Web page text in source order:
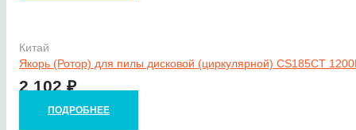
Китай
Якорь (Ротор) для пилы дисковой (циркулярной) CS185CT
2 102₽
ПОДРОБНЕЕ